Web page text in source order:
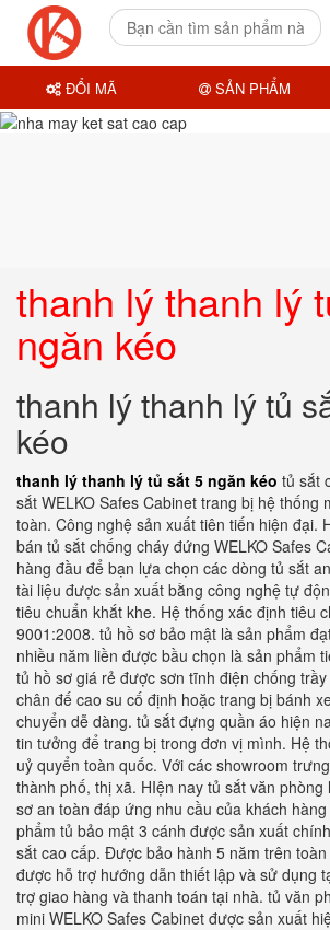
thanh lý thanh lý
ngăn kéo
thanh lý thanh lý tủ
kéo
thanh lý thanh lý tủ sắt 5 ngăn kéo tủ sắt
sắt WELKO Safes Cabinet trang bị hệ thống
toàn. Công nghệ sản xuất tiên tiến hiện đại.
bán tủ sắt chống cháy đứng WELKO Safes
hàng đầu để bạn lựa chọn các dòng tủ sắt
tài liệu được sản xuất bằng công nghệ tự
tiêu chuẩn khắt khe. Hệ thống xác định tiêu
9001:2008. tủ hồ sơ bảo mật là sản phẩm
nhiều năm liền được bầu chọn là sản phẩm
tủ hồ sơ giá rẻ được sơn tĩnh điện chống
chân đế cao su cố định hoặc trang bị bánh
chuyển dễ dàng. tủ sắt đựng quần áo hiện
tin tưởng để trang bị trong đơn vị mình. Hệ
uỷ quyển toàn quốc. Với các showroom
thành phố, thị xã. HIện nay tủ sắt văn phòng
sơ an toàn đáp ứng nhu cầu của khách
phẩm tủ bảo mật 3 cánh được sản xuất
sắt cao cấp. Được bảo hành 5 năm trên
được hỗ trợ hướng dẫn thiết lập và sử dụng
trợ giao hàng và thanh toán tại nhà. tủ văn
mini WELKO Safes Cabinet được sản xuất
ĐỔI MÃ SẢN PHẨM